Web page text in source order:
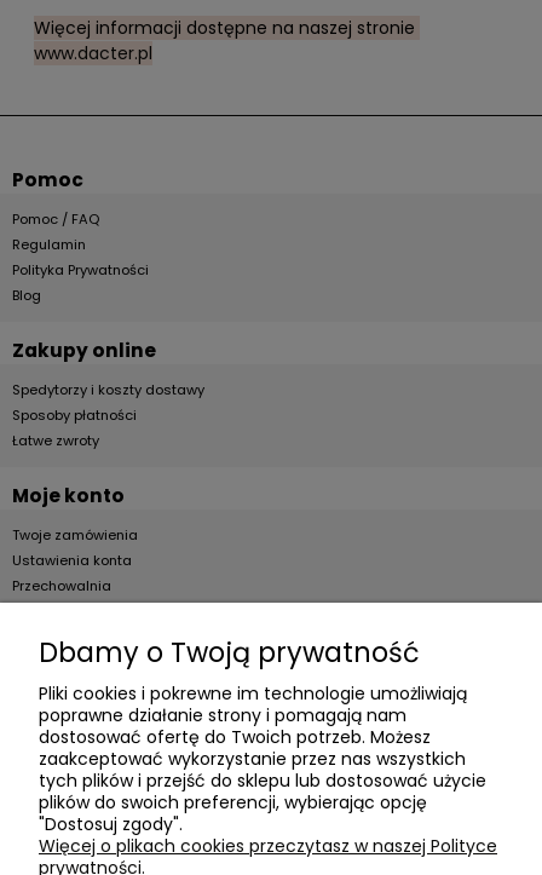
Więcej informacji dostępne na naszej stronie
www.dacter.pl
Pomoc
Pomoc / FAQ
Regulamin
Polityka Prywatności
Blog
Zakupy online
Spedytorzy i koszty dostawy
Sposoby płatności
Łatwe zwroty
Moje konto
Twoje zamówienia
Ustawienia konta
Przechowalnia
Dla firm
O firmie
Informacje o firmie
Kontakt
dacter.pl
Dbamy o Twoją prywatność
Pliki cookies i pokrewne im technologie umożliwiają
poprawne działanie strony i pomagają nam
dostosować ofertę do Twoich potrzeb. Możesz
zaakceptować wykorzystanie przez nas wszystkich
tych plików i przejść do sklepu lub dostosować użycie
plików do swoich preferencji, wybierając opcję
"Dostosuj zgody".
Więcej o plikach cookies przeczytasz w naszej Polityce
prywatności.